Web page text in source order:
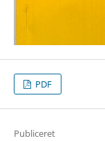
PDF
Publiceret